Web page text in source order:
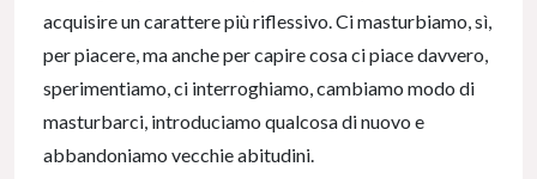
acquisire un carattere più riflessivo. Ci masturbiamo, sì,
per piacere, ma anche per capire cosa ci piace davvero,
sperimentiamo, ci interroghiamo, cambiamo modo di
masturbarci, introduciamo qualcosa di nuovo e
abbandoniamo vecchie abitudini.